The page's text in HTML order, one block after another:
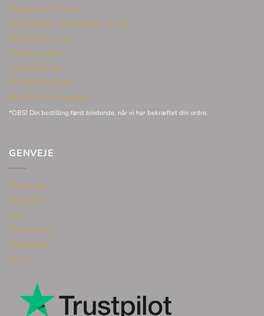
Sælg guld & sølv
Reparation af smykker & ure
Eksklusive ure
Unikke varer
Vielsesringe
Privatlivspolitik
Handelsbetingelser
*OBS! Din bestilling først bindende, når vi har bekræftet din ordre.
GENVEJE
Øreringe
Smykker
Ure
Halskæde
Gavekort
Blog